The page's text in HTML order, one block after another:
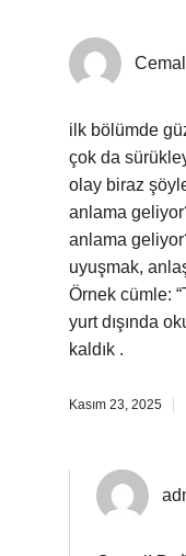
Cemal
ilk bölümde
çok da
olay biraz
anlama
anlama
uyuşmak,
Örnek cümle:
yurt dışında
kaldık .
Kasım 23, 2025